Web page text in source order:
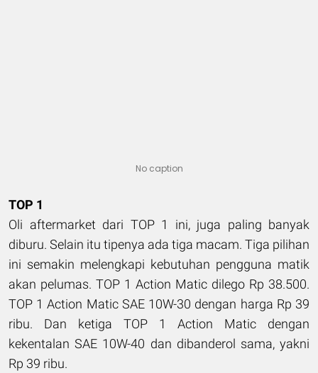
No caption
TOP 1
Oli aftermarket dari TOP 1 ini, juga paling banyak
diburu. Selain itu tipenya ada tiga macam. Tiga pilihan
ini semakin melengkapi kebutuhan pengguna matik
akan pelumas. TOP 1 Action Matic dilego Rp 38.500.
TOP 1 Action Matic SAE 10W-30 dengan harga Rp 39
ribu. Dan ketiga TOP 1 Action Matic dengan
kekentalan SAE 10W-40 dan dibanderol sama, yakni
Rp 39 ribu.